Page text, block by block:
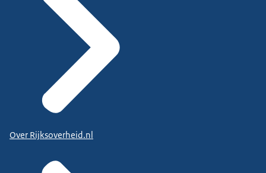
Over Rijksoverheid.nl